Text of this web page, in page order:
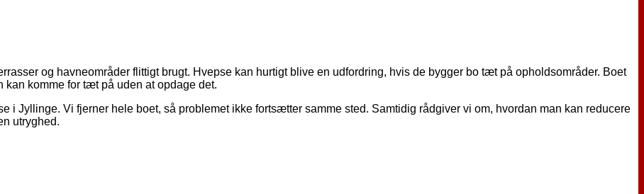
og havneområder flittigt brugt. Hvepse kan hurtigt blive en udfordring, hvis de bygger bo tæt på opholdsområder. Boet
komme for tæt på uden at opdage det.
i Jyllinge. Vi fjerner hele boet, så problemet ikke fortsætter samme sted. Samtidig rådgiver vi om, hvordan man kan reducere
utryghed.